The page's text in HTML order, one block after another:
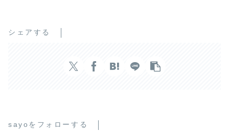
シェアする
sayoをフォローする